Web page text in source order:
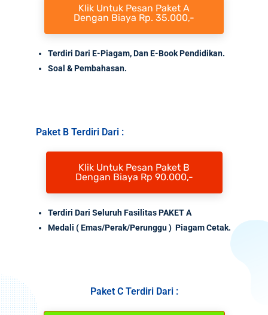
Klik Untuk Pesan Paket A
Dengan Biaya Rp. 35.000,-
Terdiri Dari E-Piagam, Dan E-Book Pendidikan.
Soal & Pembahasan.
Paket B Terdiri Dari :
Klik Untuk Pesan Paket B
Dengan Biaya Rp 90.000,-
Terdiri Dari Seluruh Fasilitas PAKET A
Medali ( Emas/Perak/Perunggu ) Piagam Cetak.
Paket C Terdiri Dari :